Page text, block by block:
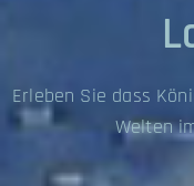
Erleben Sie dass
Welten